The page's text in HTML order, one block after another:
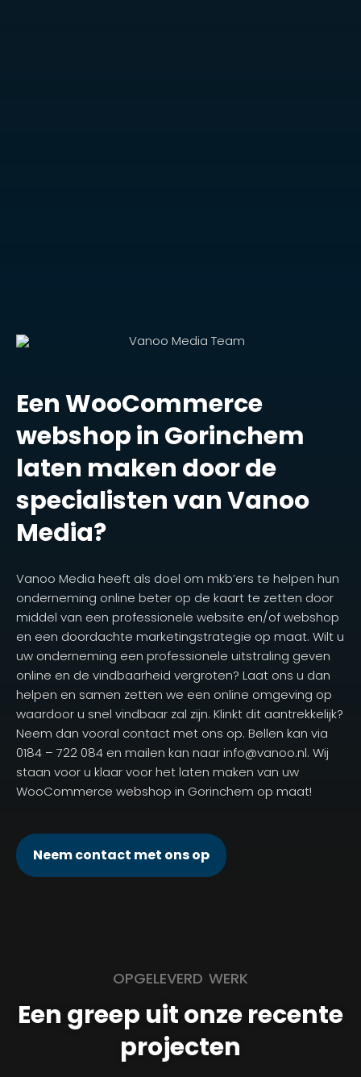
Een WooCommerce
webshop in Gorinchem
laten maken door de
specialisten van Vanoo
Media?
Vanoo Media heeft als doel om mkb’ers te helpen hun
onderneming online beter op de kaart te zetten door
middel van een professionele website en/of webshop
en een doordachte marketingstrategie op maat. Wilt u
uw onderneming een professionele uitstraling geven
online en de vindbaarheid vergroten? Laat ons u dan
helpen en samen zetten we een online omgeving op
waardoor u snel vindbaar zal zijn. Klinkt dit aantrekkelijk?
Neem dan vooral contact met ons op. Bellen kan via
0184 – 722 084 en mailen kan naar info@vanoo.nl. Wij
staan voor u klaar voor het laten maken van uw
WooCommerce webshop in Gorinchem op maat!
Neem contact met ons op
OPGELEVERD WERK
Een greep uit onze recente
projecten